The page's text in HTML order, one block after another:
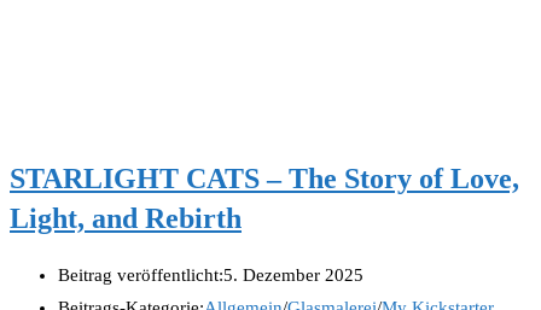
STARLIGHT CATS – The Story of Love,
Light, and Rebirth
Beitrag veröffentlicht:5. Dezember 2025